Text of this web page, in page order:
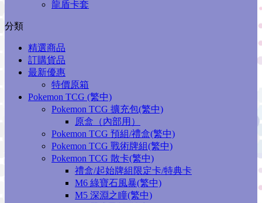
龍盾卡套
分類
精選商品
訂購貨品
最新優惠
特價原箱
Pokemon TCG (繁中)
Pokemon TCG 擴充包(繁中)
原盒（內部用）
Pokemon TCG 預組/禮盒(繁中)
Pokemon TCG 戰術牌組(繁中)
Pokemon TCG 散卡(繁中)
禮盒/起始牌組限定卡/特典卡
M6 綠寶石風暴(繁中)
M5 深淵之瞳(繁中)